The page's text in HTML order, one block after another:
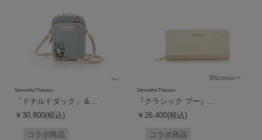
Samantha Thavasa
「ドナルドダック」＆...
￥30,800(税込)
コラボ商品
Samantha Thavasa
『クラシック プー』...
￥26,400(税込)
コラボ商品